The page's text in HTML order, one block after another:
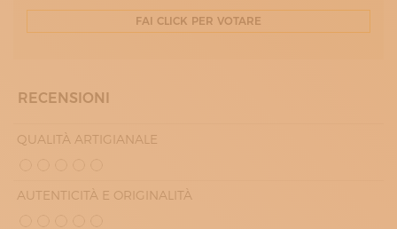
FAI CLICK PER VOTARE
RECENSIONI
QUALITÀ ARTIGIANALE
AUTENTICITÀ E ORIGINALITÀ